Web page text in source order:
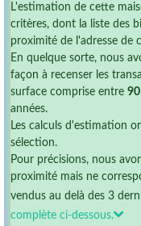
L'estimation de cette
critères, dont la liste des
proximité de l'adresse de
En quelque sorte, nous
façon à recenser les
surface comprise entre 90
années.
Les calculs d'estimation
sélection.
Pour précisions, nous
proximité mais ne
vendus au delà des 3
complète ci-dessous.